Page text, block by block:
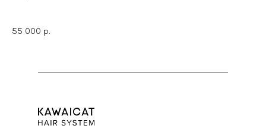
55 000 р.